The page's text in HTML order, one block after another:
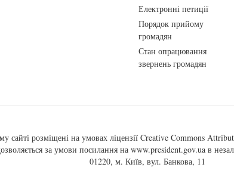
Електронні петиції
Порядок прийому
громадян
Стан опрацювання
звернень громадян
сайті розміщені на умовах ліцензії Creative Commons
за умови посилання на www.president.gov.ua в
01220, м. Київ, вул. Банкова, 11